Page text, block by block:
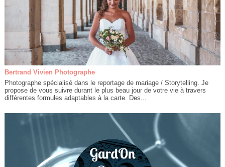
Bertrand Vivien Photographe
Photographe spécialisé dans le reportage de mariage / Storytelling. Je
propose de vous suivre durant le plus beau jour de votre vie à travers
différentes formules adaptables à la carte. Des...